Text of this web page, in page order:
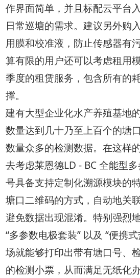
作界面简单，并且标配云平台
日常巡塘的需求。建议另外购
用膜和校准液，防止传感器有
算有限的用户还可以考虑租用
季度的租赁服务，包含所有的
撑。
建有大型企业化水产养殖基地
数量达到几十乃至上百个的塘
数量众多的检测数据。在这样
去考虑莱恩德LD - BC 全能型
号具备支持定制化溯源模块的
塘口二维码的方式，自动地关
避免数据出现混淆。特别强烈
“多参数电极套装” 以及 “便携
场就能够打印出带有塘口号、
的检测小票，从而满足无纸化